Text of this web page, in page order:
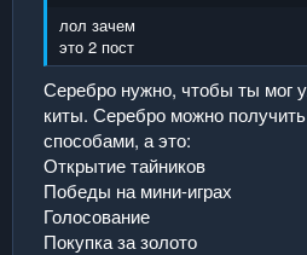
лол зачем
это 2 пост
Серебро нужно, чтобы ты мог
киты. Серебро можно
способами, а это:
Открытие тайников
Победы на мини-играх
Голосование
Покупка за золото